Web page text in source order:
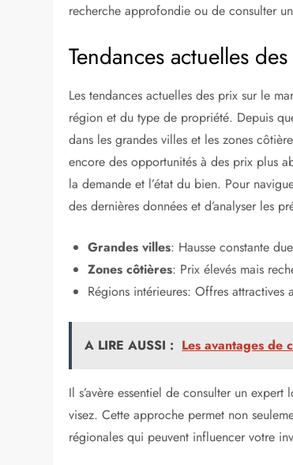
recherche approfondie ou de consulter
Tendances actuelles
Les tendances actuelles des prix sur le
région et du type de propriété. Depuis
dans les grandes villes et les zones
encore des opportunités à des prix plus
la demande et l’état du bien. Pour
des dernières données et d’analyser les
Grandes villes: Hausse constante
Zones côtières: Prix élevés mais
Régions intérieures: Offres attractives
A LIRE AUSSI : Les avantages de
Il s’avère essentiel de consulter un
visez. Cette approche permet non
régionales qui peuvent influencer votre